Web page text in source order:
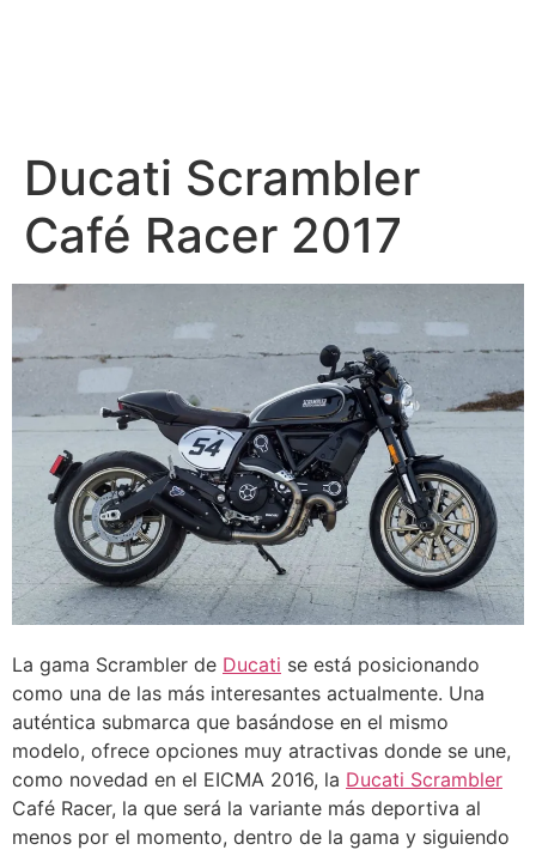
Ducati Scrambler
Café Racer 2017
La gama Scrambler de Ducati se está posicionando
como una de las más interesantes actualmente. Una
auténtica submarca que basándose en el mismo
modelo, ofrece opciones muy atractivas donde se une,
como novedad en el EICMA 2016, la Ducati Scrambler
Café Racer, la que será la variante más deportiva al
menos por el momento, dentro de la gama y siguiendo